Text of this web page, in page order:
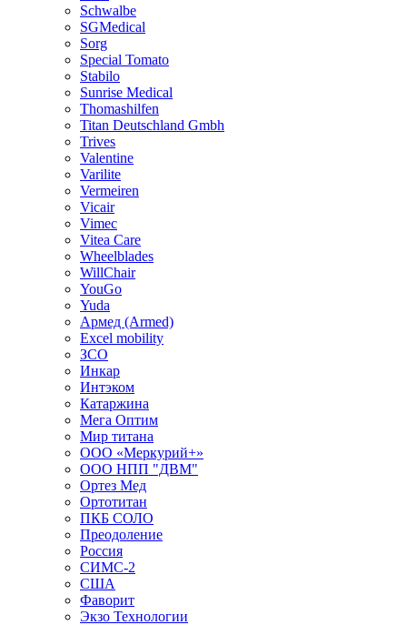
Schwalbe
SGMedical
Sorg
Special Tomato
Stabilo
Sunrise Medical
Thomashilfen
Titan Deutschland Gmbh
Trives
Valentine
Varilite
Vermeiren
Vicair
Vimec
Vitea Care
Wheelblades
WillChair
YouGo
Yuda
Армед (Armed)
Еxcel mobility
ЗСО
Инкар
Интэком
Катаржина
Мега Оптим
Мир титана
ООО «Меркурий+»
ООО НПП "ДВМ"
Ортез Мед
Ортотитан
ПКБ СОЛО
Преодоление
Россия
СИМС-2
США
Фаворит
Экзо Технологии